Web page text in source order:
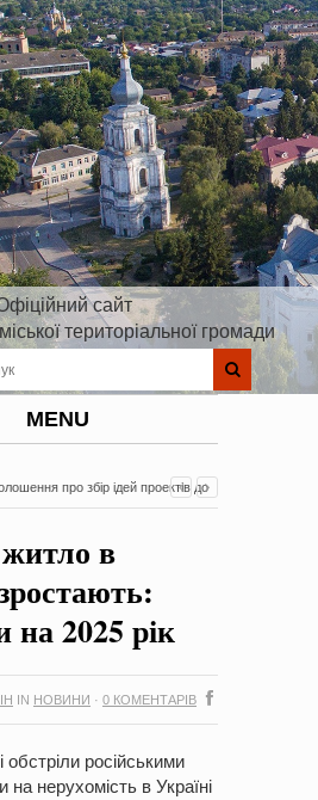
сайт
територіальної громади
MENU
про збір ідей проектів до
роки Оголошення про збір ідей
в
на 2025 рік
IN НОВИНИ · 0 КОМЕНТАРІВ
обстріли російськими
на нерухомість в Україні